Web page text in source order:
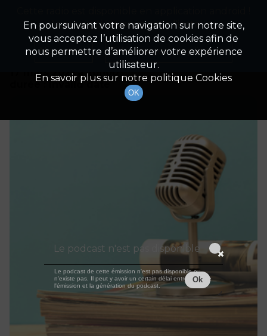
Détails De L'épisode
17 mars 2021
à 20h00
durée : Invalid date
En poursuivant votre navigation sur notre site,
vous acceptez l’utilisation de cookies afin de
nous permettre d’améliorer votre expérience
utilisateur.
En savoir plus sur notre politique Cookies
OK
Appuyez ci-dessous pour l'installer.
Non merci Télécharger l'application
Le podcast n'est pas disponible
Le podcast de cette émission n'est pas disponible ou
n'existe pas. Il peut y avoir un certain délai entre la fin de
l'émission et la génération du podcast.
Ok